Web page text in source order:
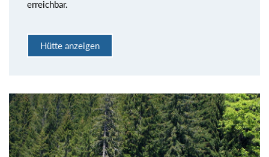
erreichbar.
Hütte anzeigen